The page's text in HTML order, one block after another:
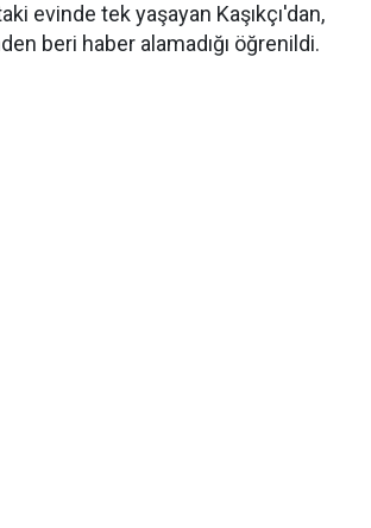
evinde tek yaşayan Kaşıkçı'dan,
beri haber alamadığı öğrenildi.